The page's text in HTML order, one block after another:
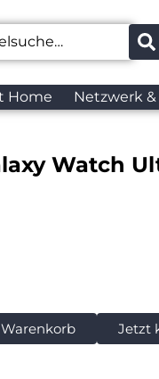
Home Netzwerk
Watch
Jetzt